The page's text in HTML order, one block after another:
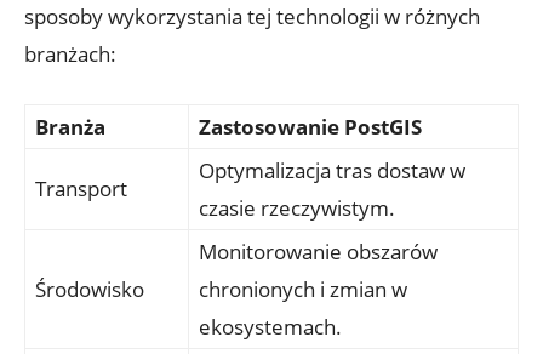
sposoby wykorzystania⁤ tej technologii​ w różnych
branżach:
Branża Zastosowanie ⁤PostGIS
Transport
Optymalizacja tras dostaw w⁢
czasie ⁢rzeczywistym.
Środowisko
Monitorowanie⁢ obszarów
chronionych ⁤i zmian⁤ w
ekosystemach.